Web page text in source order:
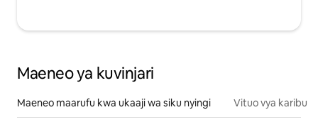
Maeneo ya kuvinjari
Maeneo maarufu kwa ukaaji wa siku nyingi Vituo vya karibu